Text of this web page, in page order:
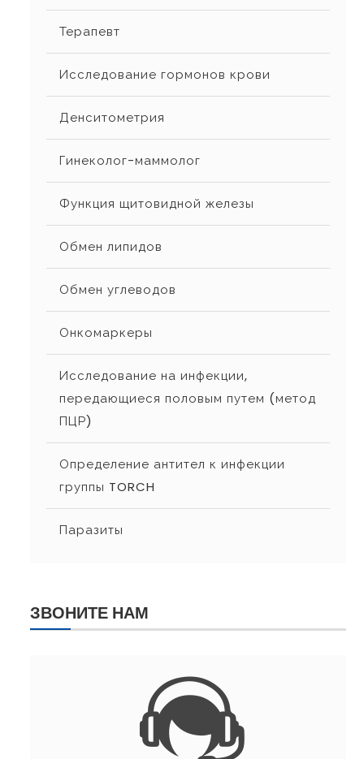
Терапевт
Исследование гормонов крови
Денситометрия
Гинеколог-маммолог
Функция щитовидной железы
Обмен липидов
Обмен углеводов
Онкомаркеры
Исследование на инфекции,
передающиеся половым путем (метод
ПЦР)
Определение антител к инфекции
группы TORCH
Паразиты
ЗВОНИТЕ НАМ